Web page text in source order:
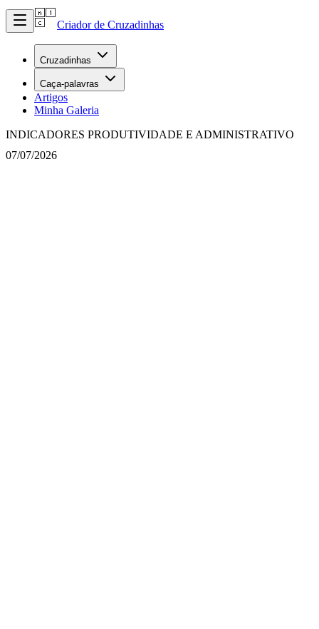
Criador de Cruzadinhas
Cruzadinhas
Caça-palavras
Artigos
Minha Galeria
INDICADORES PRODUTIVIDADE E ADMINISTRATIVO
07/07/2026